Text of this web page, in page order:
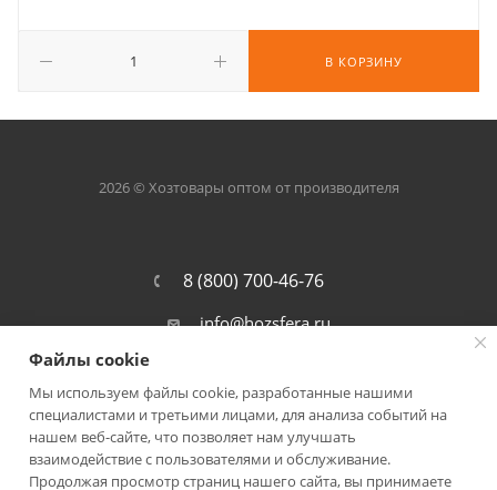
В КОРЗИНУ
2026 © Хозтовары оптом от производителя
8 (800) 700-46-76
info@hozsfera.ru
301105, Тульская обл., Ленинский р-
он, пос. Ильинка, ул. Центральная, д.
19а, корп. 7
Файлы cookie
Мы используем файлы cookie, разработанные нашими
специалистами и третьими лицами, для анализа событий на
нашем веб-сайте, что позволяет нам улучшать
взаимодействие с пользователями и обслуживание.
Продолжая просмотр страниц нашего сайта, вы принимаете